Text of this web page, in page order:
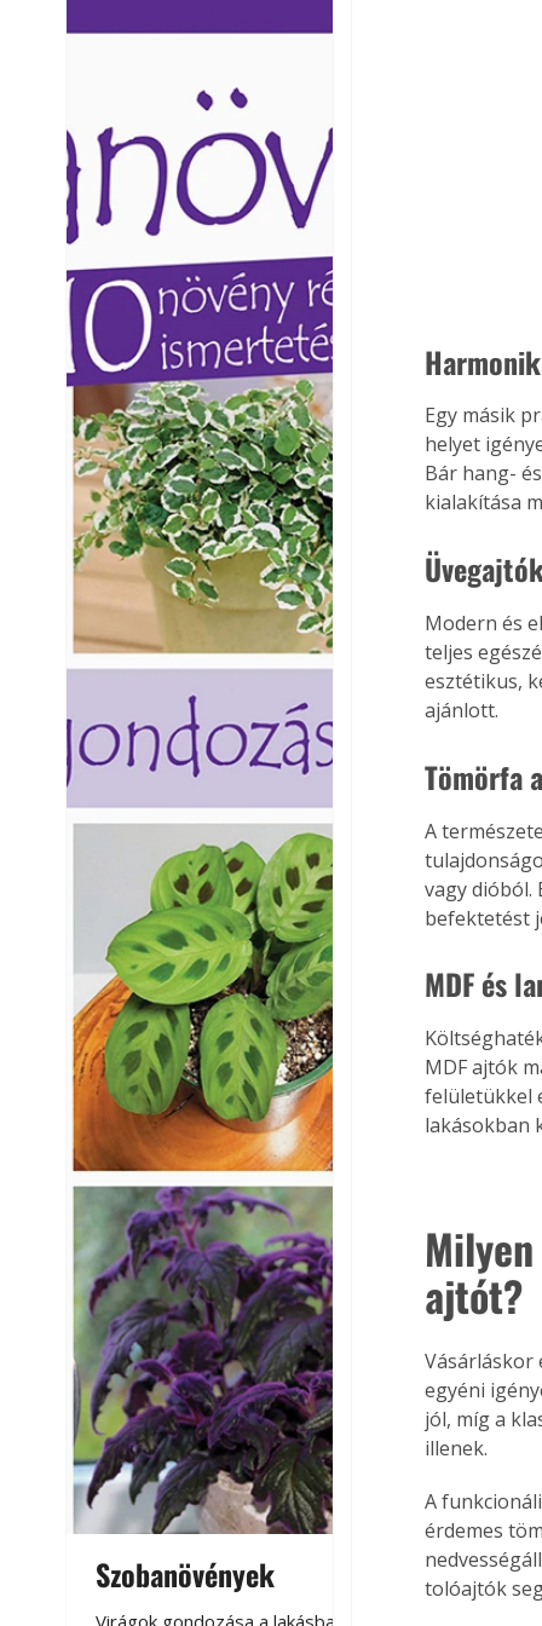
Szobanövények
Virágoskert:
teraszon,
Egy másik
helyet
Bár hang-
kialakítása
Modern és
teljes
esztétikus,
ajánlott.
Tömörfa
A
vagy dióból.
befektetést
MDF és
MDF ajtók
felületükkel
lakásokban
ajtót?
Vásárláskor
egyéni
jól, míg a
illenek.
A
érdemes
tolóajtók